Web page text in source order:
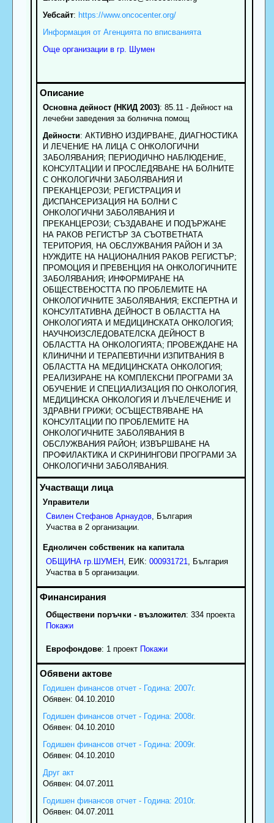
Уебсайт: https://www.oncocenter.org/
Информация от Агенцията по вписванията
Още организации в гр. Шумен
Основна дейност (НКИД 2003): 85.11 - Дейност на
лечебни заведения за болнична помощ
Дейности: АКТИВНО ИЗДИРВАНЕ, ДИАГНОСТИКА
И ЛЕЧЕНИЕ НА ЛИЦА С ОНКОЛОГИЧНИ
ЗАБОЛЯВАНИЯ; ПЕРИОДИЧНО НАБЛЮДЕНИЕ,
КОНСУЛТАЦИИ И ПРОСЛЕДЯВАНЕ НА БОЛНИТЕ
С ОНКОЛОГИЧНИ ЗАБОЛЯВАНИЯ И
ПРЕКАНЦЕРОЗИ; РЕГИСТРАЦИЯ И
ДИСПАНСЕРИЗАЦИЯ НА БОЛНИ С
ОНКОЛОГИЧНИ ЗАБОЛЯВАНИЯ И
ПРЕКАНЦЕРОЗИ; СЪЗДАВАНЕ И ПОДЪРЖАНЕ
НА РАКОВ РЕГИСТЪР ЗА СЪОТВЕТНАТА
ТЕРИТОРИЯ, НА ОБСЛУЖВАНИЯ РАЙОН И ЗА
НУЖДИТЕ НА НАЦИОНАЛНИЯ РАКОВ РЕГИСТЪР;
ПРОМОЦИЯ И ПРЕВЕНЦИЯ НА ОНКОЛОГИЧНИТЕ
ЗАБОЛЯВАНИЯ; ИНФОРМИРАНЕ НА
ОБЩЕСТВЕНОСТТА ПО ПРОБЛЕМИТЕ НА
ОНКОЛОГИЧНИТЕ ЗАБОЛЯВАНИЯ; ЕКСПЕРТНА И
КОНСУЛТАТИВНА ДЕЙНОСТ В ОБЛАСТТА НА
ОНКОЛОГИЯТА И МЕДИЦИНСКАТА ОНКОЛОГИЯ;
НАУЧНОИЗСЛЕДОВАТЕЛСКА ДЕЙНОСТ В
ОБЛАСТТА НА ОНКОЛОГИЯТА; ПРОВЕЖДАНЕ НА
КЛИНИЧНИ И ТЕРАПЕВТИЧНИ ИЗПИТВАНИЯ В
ОБЛАСТТА НА МЕДИЦИНСКАТА ОНКОЛОГИЯ;
РЕАЛИЗИРАНЕ НА КОМПЛЕКСНИ ПРОГРАМИ ЗА
ОБУЧЕНИЕ И СПЕЦИАЛИЗАЦИЯ ПО ОНКОЛОГИЯ,
МЕДИЦИНСКА ОНКОЛОГИЯ И ЛЪЧЕЛЕЧЕНИЕ И
ЗДРАВНИ ГРИЖИ; ОСЪЩЕСТВЯВАНЕ НА
КОНСУЛТАЦИИ ПО ПРОБЛЕМИТЕ НА
ОНКОЛОГИЧНИТЕ ЗАБОЛЯВАНИЯ В
ОБСЛУЖВАНИЯ РАЙОН; ИЗВЪРШВАНЕ НА
ПРОФИЛАКТИКА И СКРИНИНГОВИ ПРОГРАМИ ЗА
ОНКОЛОГИЧНИ ЗАБОЛЯВАНИЯ.
Управители
Свилен Стефанов Арнаудов, България
Участва в 2 организации.
Едноличен собственик на капитала
ОБЩИНА гр.ШУМЕН, ЕИК: 000931721
, България
Участва в 5 организации.
Обществени поръчки - възложител: 334 проекта
Покажи
Еврофондове: 1 проект Покажи
Годишен финансов отчет - Година: 2007г.
Обявен: 04.10.2010
Годишен финансов отчет - Година: 2008г.
Обявен: 04.10.2010
Годишен финансов отчет - Година: 2009г.
Обявен: 04.10.2010
Друг акт
Обявен: 04.07.2011
Годишен финансов отчет - Година: 2010г.
Обявен: 04.07.2011